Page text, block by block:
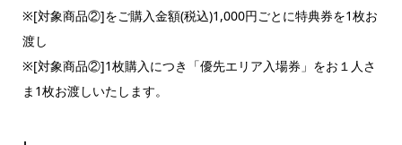
※[対象商品②]をご購入金額(税込)1,000円ごとに特典券を1枚お
渡し
※[対象商品②]1枚購入につき「優先エリア入場券」をお１人さ
ま1枚お渡しいたします。